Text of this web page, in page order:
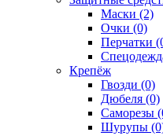
Маски (2)
Очки (0)
Перчатки
Крепёж
Гвозди (0)
Дюбеля (0)
Саморезы
Шурупы